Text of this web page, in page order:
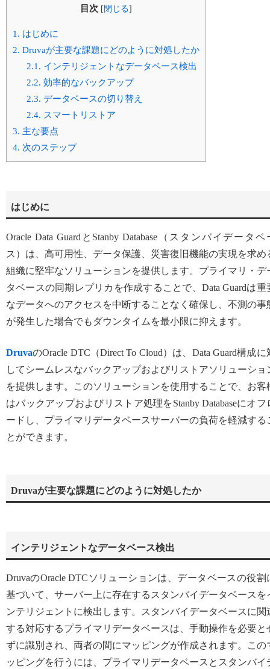
目次 [閉じる]
1. はじめに
2. Druvaが主要な課題にどのように対処したか
2.1. インテリジェントなデータベース検出
2.2. 効率的なバックアップ
2.3. データベースの切り替え
2.4. スマートリストア
3. 主な要点
4. 次のステップ
はじめに
Oracle Data GuardとStanby Database（スタンバイデータベ
ス）は、高可用性、データ保護、災害復旧機能の実現を求め
組織に堅牢なソリューションを提供します。プライマリ・デ
タベースの同期レプリカを作成することで、Data Guardは重
なデータへのアクセスを中断することなく確保し、不測の事
が発生した場合でもダウンタイムを最小限に抑えます。
DruvaのOracle DTC（Direct To Cloud）は、Data Guard構成に
してシームレスなバックアップおよびリストアソリューショ
を提供します。このソリューションを使用することで、お客
はバックアップおよびリストア処理をStanby Databaseにオフ
ードし、プライマリデータベースサーバーの負荷を軽減する
とができます。
Druvaが主要な課題にどのように対処したか
インテリジェントなデータベース検出
DruvaのOracle DTCソリューションは、データベースの役割
基づいて、サーバー上に存在するスタンバイデータベースを
ンテリジェントに検出します。スタンバイデータベースに関
する対応するプライマリデータベースは、手動操作を必要と
ずに識別され、両者の間にマッピングが作成されます。この
ッピングを行うには、プライマリデータベースとスタンバイ